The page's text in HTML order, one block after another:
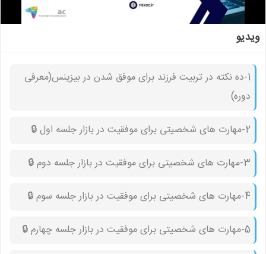
ویدیو
1-ده نکته در تربیت فرزند برای موفق شدن در بیزینس(معرفی
دوره)
2-مهارت های شخصیتی برای موفقیت در بازار جلسه اول 🔒︎
3-مهارت های شخصیتی برای موفقیت در بازار جلسه دوم 🔒︎
4-مهارت های شخصیتی برای موفقیت در بازار جلسه سوم 🔒︎
5-مهارت های شخصیتی برای موفقیت در بازار جلسه چهارم 🔒︎